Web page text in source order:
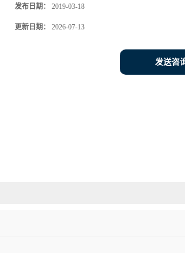
发布日期： 2019-03-18
更新日期： 2026-07-13
发送咨